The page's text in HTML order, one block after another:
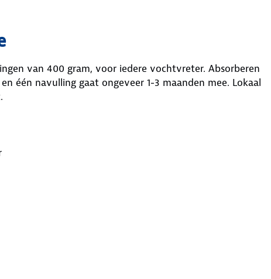
van 400 gram, voor iedere vochtvreter. Absorberen
één navulling gaat ongeveer 1-3 maanden mee. Lokaal